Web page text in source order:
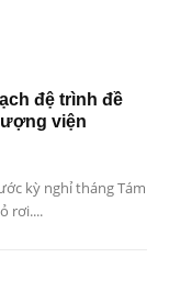
đệ trình đề
viện
kỳ nghỉ tháng Tám
rơi....